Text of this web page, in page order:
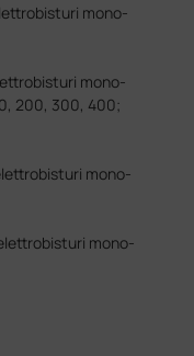
mono-
mono-
200, 300, 400;
mono-
mono-